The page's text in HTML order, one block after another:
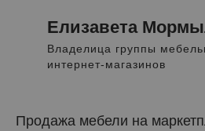
Елизавета
Владелица группы
интернет-магазинов
Продажа мебели на